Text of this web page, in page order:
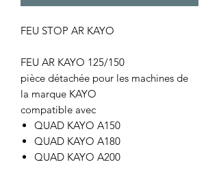
FEU STOP AR KAYO
FEU AR KAYO 125/150
pièce détachée pour les machines de
la marque KAYO
compatible avec
QUAD KAYO A150
QUAD KAYO A180
QUAD KAYO A200